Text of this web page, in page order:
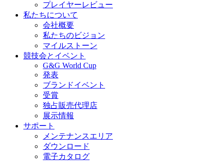
プレイヤーレビュー
私たちについて
会社概要
私たちのビジョン
マイルストーン
競技会とイベント
G&G World Cup
発表
ブランドイベント
受賞
独占販売代理店
展示情報
サポート
メンテナンスエリア
ダウンロード
電子カタログ